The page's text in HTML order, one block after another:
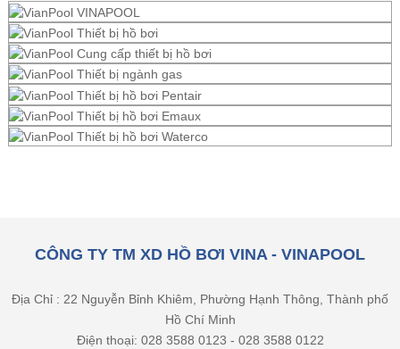
CÔNG TY TM XD HỒ BƠI VINA - VINAPOOL
Địa Chỉ : 22 Nguyễn Bỉnh Khiêm, Phường Hạnh Thông, Thành phố
Hồ Chí Minh
Điện thoại: 028 3588 0123 - 028 3588 0122